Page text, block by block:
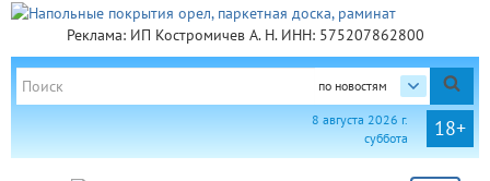
Реклама: ИП Костромичев А. Н. ИНН: 575207862800
по новостям
18+
8 августа 2026 г.
суббота